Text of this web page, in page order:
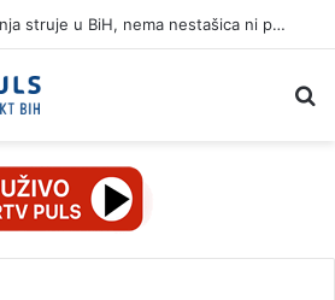
Smanjena proizvodnja struje u BiH, nema nestašica ni poskupljenja